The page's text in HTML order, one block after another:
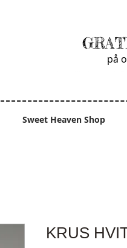
på
Sweet Heaven Shop
KRUS